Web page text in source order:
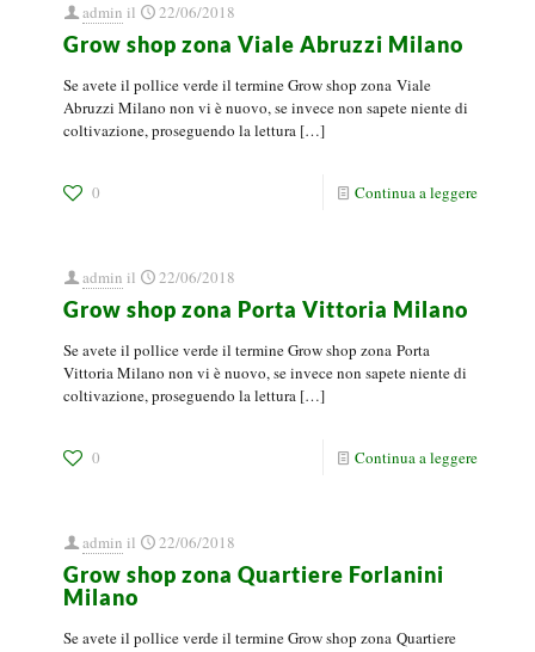
admin il 22/06/2018
Grow shop zona Viale Abruzzi Milano
Se avete il pollice verde il termine Grow shop zona Viale
Abruzzi Milano non vi è nuovo, se invece non sapete niente di
coltivazione, proseguendo la lettura […]
0 Continua a leggere
admin il 22/06/2018
Grow shop zona Porta Vittoria Milano
Se avete il pollice verde il termine Grow shop zona Porta
Vittoria Milano non vi è nuovo, se invece non sapete niente di
coltivazione, proseguendo la lettura […]
0 Continua a leggere
admin il 22/06/2018
Grow shop zona Quartiere Forlanini
Milano
Se avete il pollice verde il termine Grow shop zona Quartiere